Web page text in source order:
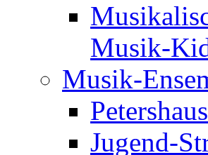
Musik-
Musik-
Jugend-